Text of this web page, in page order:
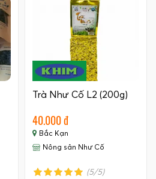
Trà Như Cố L2 (200g)
40.000 đ
Bắc Kạn
Nông sản Như Cố
(5/5)